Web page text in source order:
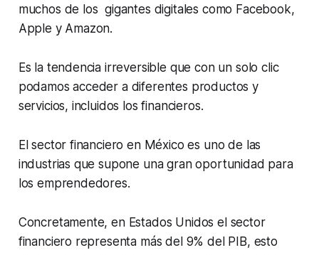
muchos de los gigantes digitales como Facebook,
Apple y Amazon.
Es la tendencia irreversible que con un solo clic
podamos acceder a diferentes productos y
servicios, incluidos los financieros.
El sector financiero en México es uno de las
industrias que supone una gran oportunidad para
los emprendedores.
Concretamente, en Estados Unidos el sector
financiero representa más del 9% del PIB, esto